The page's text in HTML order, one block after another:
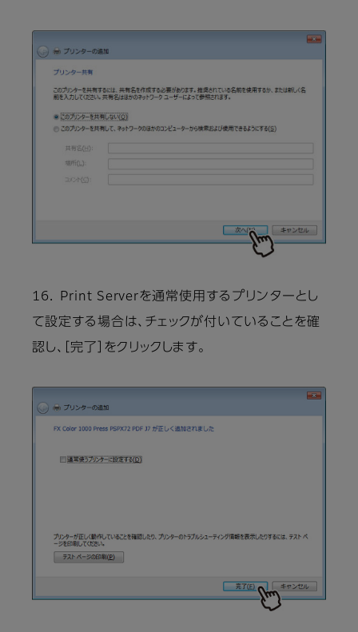
16． Print Serverを通常使用するプリンターとし
て設定する場合は、チェックが付いていることを確
認し、［完了］をクリックします。